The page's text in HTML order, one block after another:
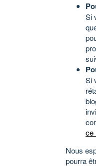
Si
Si
ce
Nous
pourra